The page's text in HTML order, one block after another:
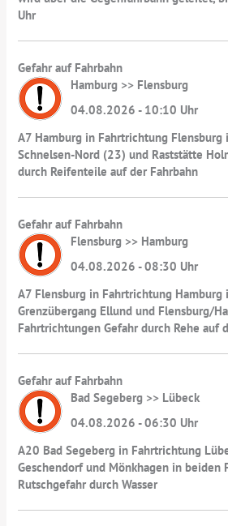
Uhr
Gefahr auf Fahrbahn
Hamburg >> Flensburg
04.08.2026 - 10:10 Uhr
A7 Hamburg in Fahrtrichtung Flensburg
Schnelsen-Nord (23) und Raststätte
durch Reifenteile auf der Fahrbahn
Gefahr auf Fahrbahn
Flensburg >> Hamburg
04.08.2026 - 08:30 Uhr
A7 Flensburg in Fahrtrichtung Hamburg
Grenzübergang Ellund und Flensburg/
Fahrtrichtungen Gefahr durch Rehe auf
Gefahr auf Fahrbahn
Bad Segeberg >> Lübeck
04.08.2026 - 06:30 Uhr
A20 Bad Segeberg in Fahrtrichtung
Geschendorf und Mönkhagen in beiden
Rutschgefahr durch Wasser